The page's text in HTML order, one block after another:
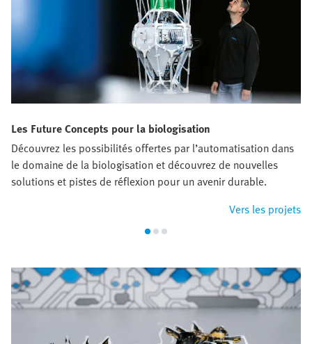
Les Future Concepts pour la biologisation
Découvrez les possibilités offertes par l’automatisation dans
le domaine de la biologisation et découvrez de nouvelles
solutions et pistes de réflexion pour un avenir durable.
Vers les projets